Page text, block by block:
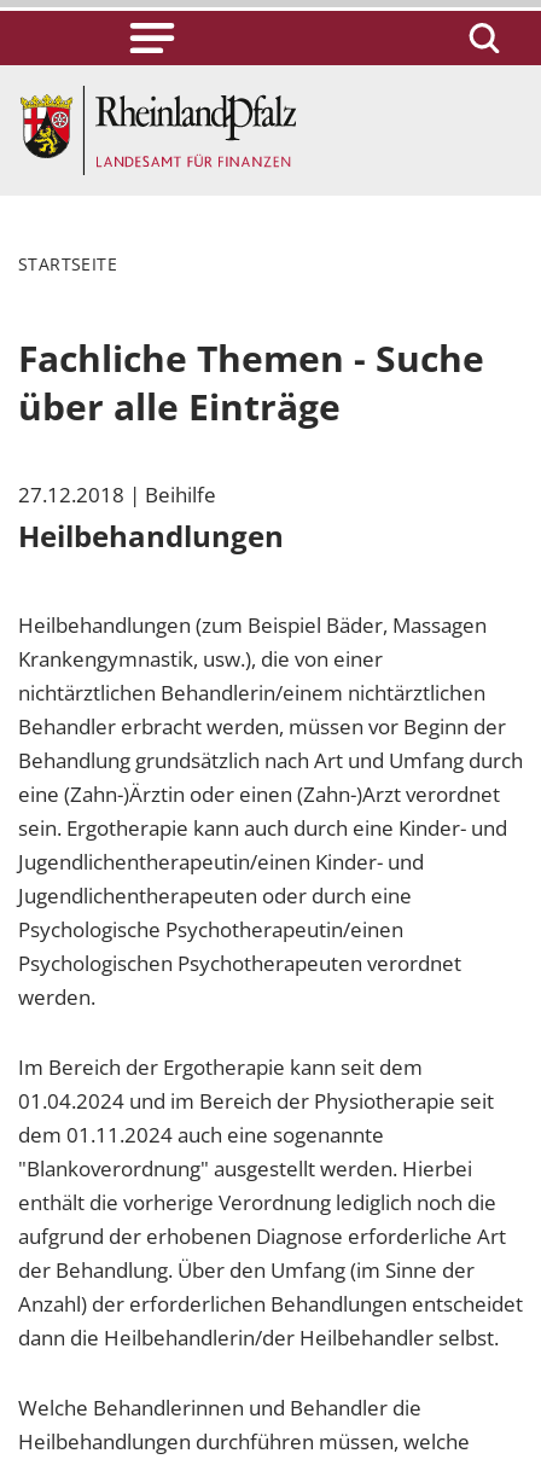
STARTSEITE
Fachliche Themen - Suche
über alle Einträge
27.12.2018 | Beihilfe
Heilbehandlungen
Heilbehandlungen (zum Beispiel Bäder, Massagen
Krankengymnastik, usw.), die von einer
nichtärztlichen Behandlerin/einem nichtärztlichen
Behandler erbracht werden, müssen vor Beginn der
Behandlung grundsätzlich nach Art und Umfang durch
eine (Zahn-)Ärztin oder einen (Zahn-)Arzt verordnet
sein. Ergotherapie kann auch durch eine Kinder- und
Jugendlichentherapeutin/einen Kinder- und
Jugendlichentherapeuten oder durch eine
Psychologische Psychotherapeutin/einen
Psychologischen Psychotherapeuten verordnet
werden.
Im Bereich der Ergotherapie kann seit dem
01.04.2024 und im Bereich der Physiotherapie seit
dem 01.11.2024 auch eine sogenannte
"Blankoverordnung" ausgestellt werden. Hierbei
enthält die vorherige Verordnung lediglich noch die
aufgrund der erhobenen Diagnose erforderliche Art
der Behandlung. Über den Umfang (im Sinne der
Anzahl) der erforderlichen Behandlungen entscheidet
dann die Heilbehandlerin/der Heilbehandler selbst.
Welche Behandlerinnen und Behandler die
Heilbehandlungen durchführen müssen, welche